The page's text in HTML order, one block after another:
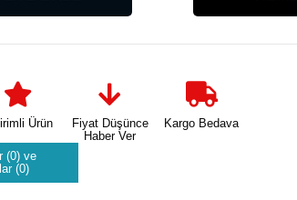
Ürün
Fiyat Düşünce
Haber Ver
Kargo Bedava
(0) ve
(0)